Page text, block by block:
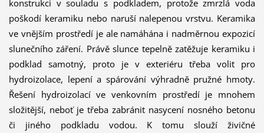
konstrukci v souladu s podkladem, protože zmrzlá voda
poškodí keramiku nebo naruší nalepenou vrstvu. Keramika
ve vnějším prostředí je ale namáhána i nadměrnou expozicí
slunečního záření. Právě slunce tepelně zatěžuje keramiku i
podklad samotný, proto je v exteriéru třeba volit pro
hydroizolace, lepení a spárování výhradně pružné hmoty.
Řešení hydroizolací ve venkovním prostředí je mnohem
složitější, neboť je třeba zabránit nasycení nosného betonu
či jiného podkladu vodou. K tomu slouží živičné